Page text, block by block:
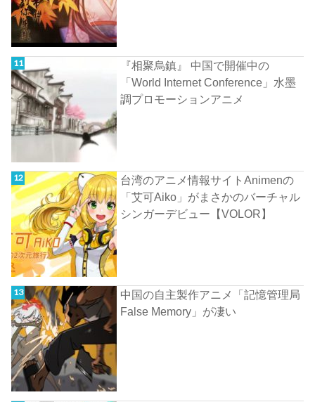
『相聚烏鎮』 中国で開催中の
「World Internet Conference」水墨
調プロモーションアニメ
台湾のアニメ情報サイトAnimenの
「艾可Aiko」がまさかのバーチャル
シンガーデビュー【VOLOR】
中国の自主製作アニメ「記憶管理局
False Memory」が凄い